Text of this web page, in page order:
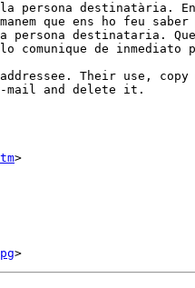
la persona
que ens ho feu
destinataria.
de inmediato
Their use,
mail and delete it.
>